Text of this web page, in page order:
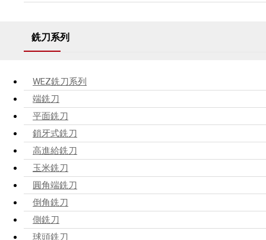
銑刀系列
WEZ銑刀系列
端銑刀
平面銑刀
鎖牙式銑刀
高進給銑刀
玉米銑刀
圓角端銑刀
倒角銑刀
側銑刀
球頭銑刀